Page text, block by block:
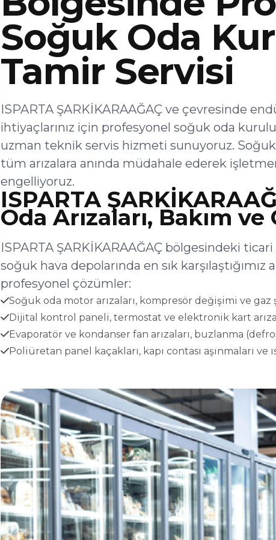
Soğuk Oda
Tamir Servisi
ISPARTA ŞARKİKARAAĞAÇ ve çevresinde
ihtiyaçlarınız için profesyonel soğuk oda
uzman teknik servis hizmeti sunuyoruz. Soğuk
tüm arızalara anında müdahale ederek
engelliyoruz.
ISPARTA
Oda Arızaları, Bakım
ISPARTA ŞARKİKARAAĞAÇ bölgesindeki
soğuk hava depolarında en sık
profesyonel çözümler:
Soğuk oda motor arızaları, kompresör değişimi ve gaz
Dijital kontrol paneli, termostat ve elektronik kart
Evaporatör ve kondanser fan arızaları, buzlanma
Poliüretan panel kaçakları, kapı contası aşınmaları ve